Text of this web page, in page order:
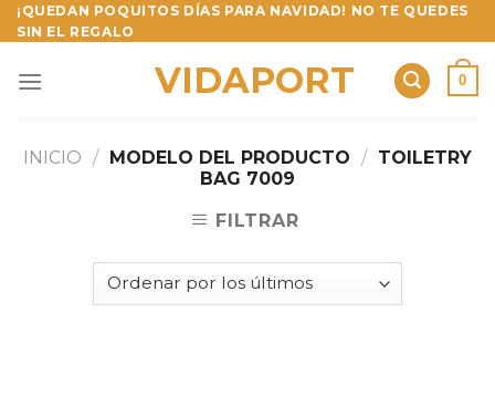
Skip
to
¡QUEDAN POQUITOS DÍAS PARA NAVIDAD! NO TE QUEDES
SIN EL REGALO
VIDAPORT 0
INICIO / MODELO DEL PRODUCTO / TOILETRY
BAG 7009
FILTRAR